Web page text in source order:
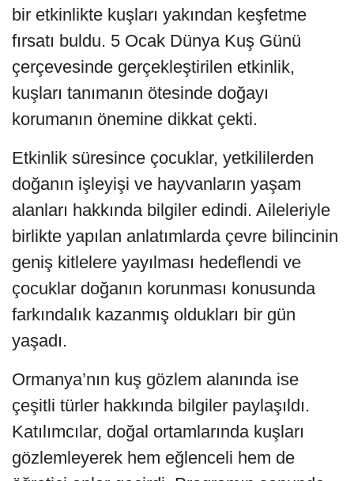
bir etkinlikte kuşları yakından keşfetme
fırsatı buldu. 5 Ocak Dünya Kuş Günü
çerçevesinde gerçekleştirilen etkinlik,
kuşları tanımanın ötesinde doğayı
korumanın önemine dikkat çekti.
Etkinlik süresince çocuklar, yetkililerden
doğanın işleyişi ve hayvanların yaşam
alanları hakkında bilgiler edindi. Aileleriyle
birlikte yapılan anlatımlarda çevre bilincinin
geniş kitlelere yayılması hedeflendi ve
çocuklar doğanın korunması konusunda
farkındalık kazanmış oldukları bir gün
yaşadı.
Ormanya’nın kuş gözlem alanında ise
çeşitli türler hakkında bilgiler paylaşıldı.
Katılımcılar, doğal ortamlarında kuşları
gözlemleyerek hem eğlenceli hem de